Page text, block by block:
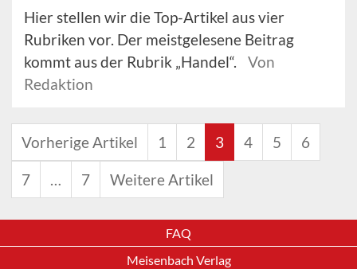
Hier stellen wir die Top-Artikel aus vier
Rubriken vor. Der meistgelesene Beitrag
kommt aus der Rubrik „Handel“.
Von
Redaktion
Vorherige Artikel 1 2 3 4 5 6
7 … 7 Weitere Artikel
FAQ
Meisenbach Verlag